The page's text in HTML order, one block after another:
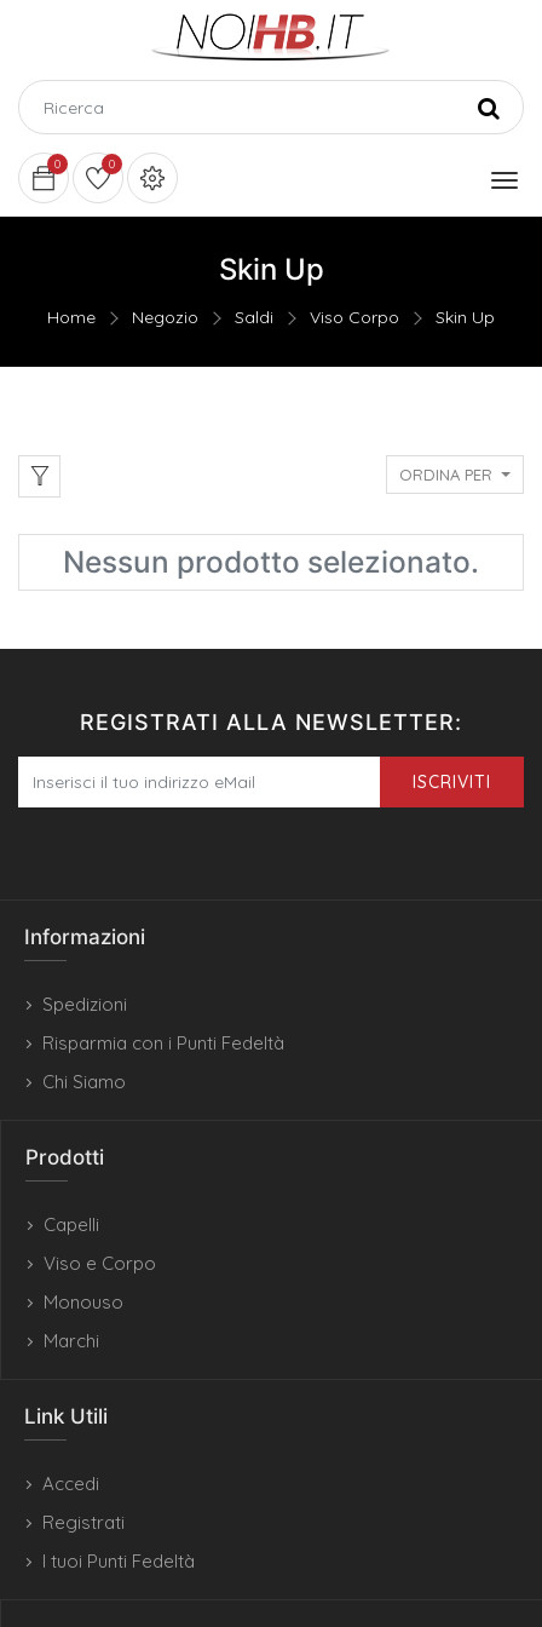
0 0
Skin Up
Home Negozio Saldi Viso Corpo Skin Up
ORDINA PER
Nessun prodotto selezionato.
REGISTRATI ALLA NEWSLETTER:
ISCRIVITI
Informazioni
Spedizioni
Risparmia con i Punti Fedeltà
Chi Siamo
Prodotti
Capelli
Viso e Corpo
Monouso
Marchi
Link Utili
Accedi
Registrati
I tuoi Punti Fedeltà